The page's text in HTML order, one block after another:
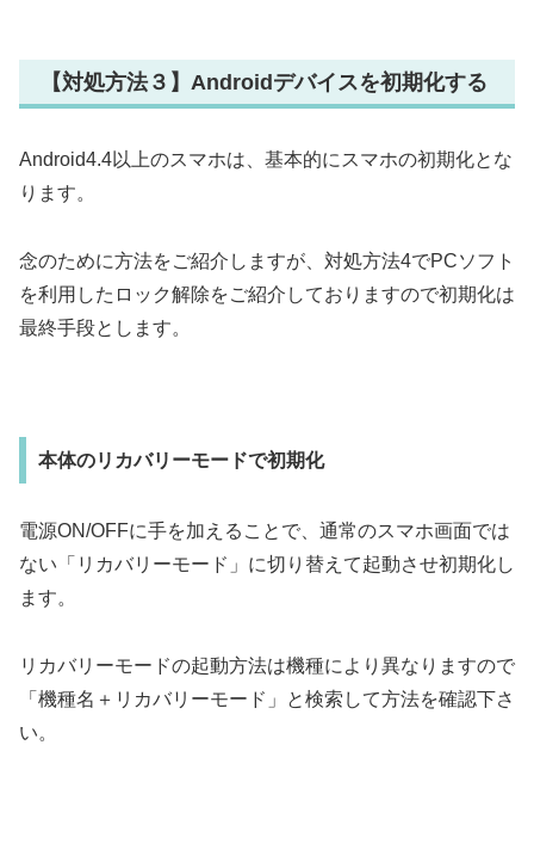
【対処方法３】Androidデバイスを初期化する
Android4.4以上のスマホは、基本的にスマホの初期化とな
ります。
念のために方法をご紹介しますが、対処方法4でPCソフト
を利用したロック解除をご紹介しておりますので初期化は
最終手段とします。
本体のリカバリーモードで初期化
電源ON/OFFに手を加えることで、通常のスマホ画面では
ない「リカバリーモード」に切り替えて起動させ初期化し
ます。
リカバリーモードの起動方法は機種により異なりますので
「機種名＋リカバリーモード」と検索して方法を確認下さ
い。